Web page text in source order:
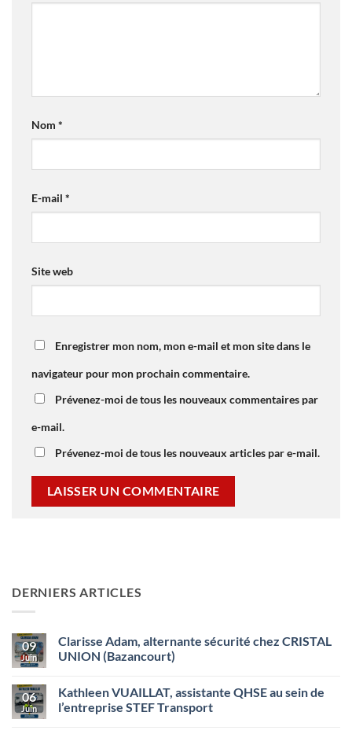
Nom *
E-mail *
Site web
Enregistrer mon nom, mon e-mail et mon site dans le
navigateur pour mon prochain commentaire.
Prévenez-moi de tous les nouveaux commentaires par
e-mail.
Prévenez-moi de tous les nouveaux articles par e-mail.
DERNIERS ARTICLES
09
Juin
Clarisse Adam, alternante sécurité chez CRISTAL
UNION (Bazancourt)
sur
Clarisse
Adam,
06
Juin
Kathleen VUAILLAT, assistante QHSE au sein de
l’entreprise STEF Transport